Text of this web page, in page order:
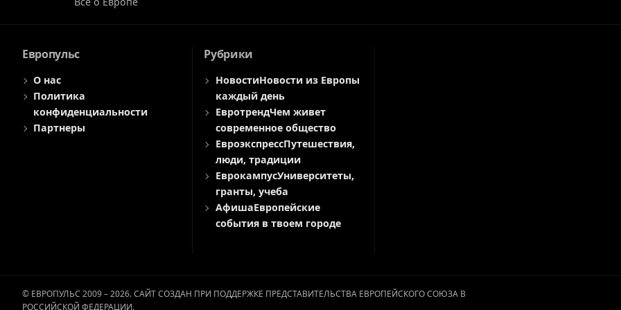
Европульс
О нас
Политика
конфиденциальности
Партнеры
Рубрики
НовостиНовости из Европы
каждый день
ЕвротрендЧем живет
современное общество
ЕвроэкспрессПутешествия,
люди, традиции
ЕврокампусУниверситеты,
гранты, учеба
АфишаЕвропейские
события в твоем городе
© ЕВРОПУЛЬС 2009 – 2026. САЙТ СОЗДАН ПРИ ПОДДЕРЖКЕ ПРЕДСТАВИТЕЛЬСТВА ЕВРОПЕЙСКОГО СОЮЗА В
РОССИЙСКОЙ ФЕДЕРАЦИИ.